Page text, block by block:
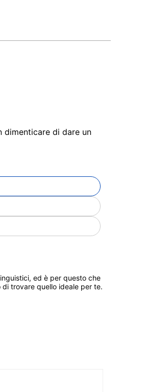
dimenticare di dare un
ed è per questo che
trovare quello ideale per te.